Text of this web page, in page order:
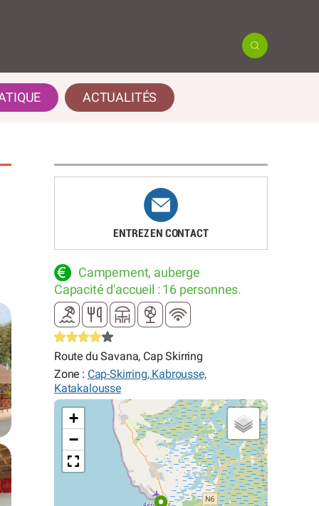
ACTUALITÉS
ENTREZ EN CONTACT
Campement, auberge
Capacité d'accueil : 16 personnes.
Route du Savana, Cap Skirring
Zone : Cap-Skirring, Kabrousse,
Katakalousse
+
−